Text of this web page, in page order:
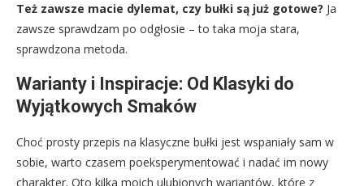
Też zawsze macie dylemat, czy bułki są już gotowe? Ja
zawsze sprawdzam po odgłosie – to taka moja stara,
sprawdzona metoda.
Warianty i Inspiracje: Od Klasyki do
Wyjątkowych Smaków
Choć prosty przepis na klasyczne bułki jest wspaniały sam w
sobie, warto czasem poeksperymentować i nadać im nowy
charakter. Oto kilka moich ulubionych wariantów, które z